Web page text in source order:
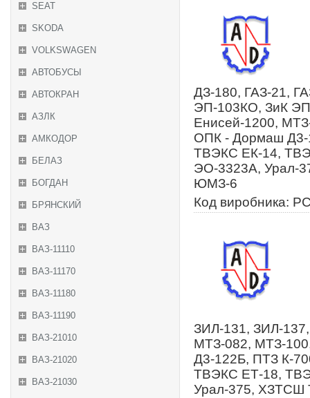
SEAT
SKODA
VOLKSWAGEN
АВТОБУСЫ
АВТОКРАН
АЗЛК
АМКОДОР
БЕЛАЗ
БОГДАН
БРЯНСКИЙ
ВАЗ
ВАЗ-11110
ВАЗ-11170
ВАЗ-11180
ВАЗ-11190
ВАЗ-21010
ВАЗ-21020
ВАЗ-21030
ДЗ-180, ГАЗ-21,
ЭП-103КО, ЗиК
Енисей-1200,
ОПК - Дормаш Д3-
ТВЭКС ЕК-14,
ЭО-3323А, Урал-
ЮМЗ-6
Код виробника:
ЗИЛ-131, ЗИЛ-
МТЗ-082, МТЗ-
Д3-122Б, ПТЗ К-
ТВЭКС ЕТ-18,
Урал-375, ХЗТСШ